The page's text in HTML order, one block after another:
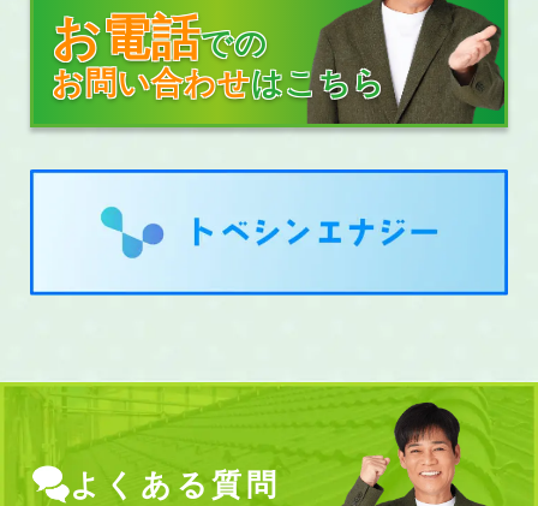
お電話での
お問い合わせはこちら
よくある質問